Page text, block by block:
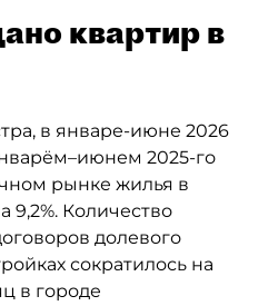
квартир в
в январе-июне 2026
2025-го
рынке жилья в
9,2%. Количество
долевого
сократилось на
в городе